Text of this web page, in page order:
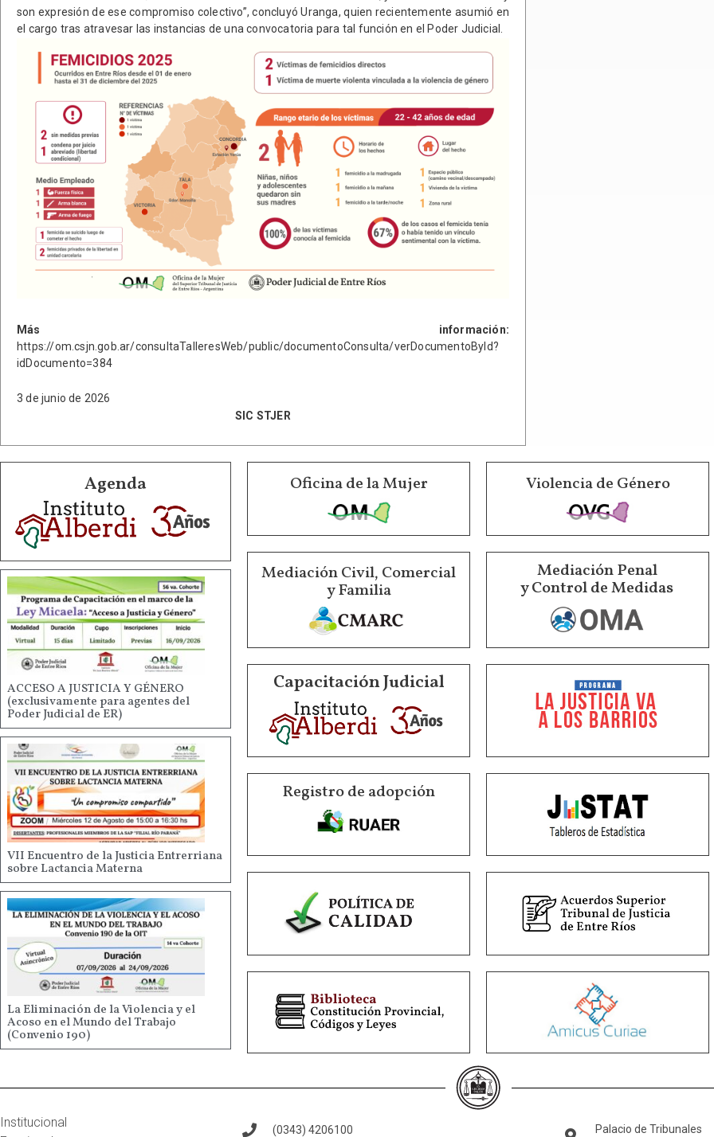
son expresión de ese compromiso colectivo”, concluyó Uranga, quien recientemente asumió en
el cargo tras atravesar las instancias de una convocatoria para tal función en el Poder Judicial.
Más información:
https://om.csjn.gob.ar/consultaTalleresWeb/public/documentoConsulta/verDocumentoById?
idDocumento=384
3 de junio de 2026
SIC STJER
Agenda
ACCESO A JUSTICIA Y GÉNERO
(exclusivamente para agentes del
Poder Judicial de ER)
VII Encuentro de la Justicia Entrerriana
sobre Lactancia Materna
La Eliminación de la Violencia y el
Acoso en el Mundo del Trabajo
(Convenio 190)
Oficina de la Mujer Violencia de Género
Mediación Civil, Comercial
y Familia
Mediación Penal
y Control de Medidas
Capacitación Judicial
Registro de adopción
Institucional
(0343) 4206100
Palacio de Tribunales